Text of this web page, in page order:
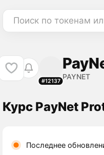
Поиск по токенам
#12137
PAYNET
Курс PayNet
Последнее